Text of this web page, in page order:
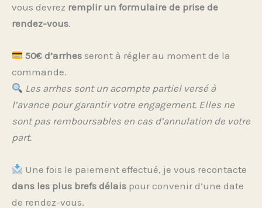
vous devrez remplir un formulaire de prise de
rendez-vous.
50€ d’arrhes seront à régler au moment de la
commande.
Les arrhes sont un acompte partiel versé à
l’avance pour garantir votre engagement. Elles ne
sont pas remboursables en cas d’annulation de votre
part.
Une fois le paiement effectué, je vous recontacte
dans les plus brefs délais pour convenir d’une date
de rendez-vous.